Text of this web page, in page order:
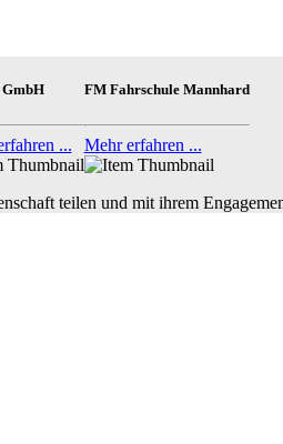
...
FM Fahrschule Mannhard
Mehr erfahren ...
teilen und mit ihrem